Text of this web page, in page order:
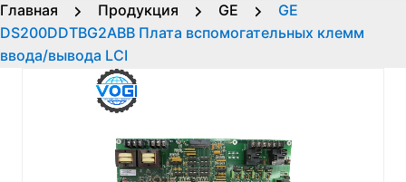
Главная Продукция GE
GE
DS200DDTBG2ABB Плата вспомогательных клемм
ввода/вывода LCI